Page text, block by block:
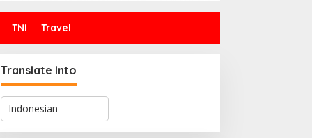
TNI Travel
Translate Into